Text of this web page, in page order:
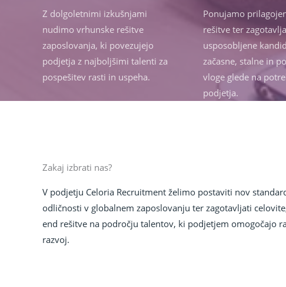
Z dolgoletnimi izkušnjami
nudimo vrhunske rešitve
zaposlovanja, ki povezujejo
podjetja z najboljšimi talenti za
pospešitev rasti in uspeha.
Ponujamo
rešitve ter
usposobljene
začasne, stalne in
vloge glede na
podjetja.
Zakaj izbrati nas?
V podjetju Celoria Recruitment želimo postaviti nov
odličnosti v globalnem zaposlovanju ter zagotavljati
end rešitve na področju talentov, ki podjetjem omogočajo
razvoj.